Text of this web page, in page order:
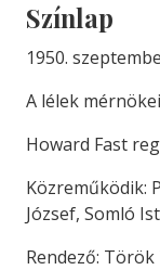
Színlap
1950.
A lélek
Howard Fast
Közreműködik:
József, Somló
Rendező: Török